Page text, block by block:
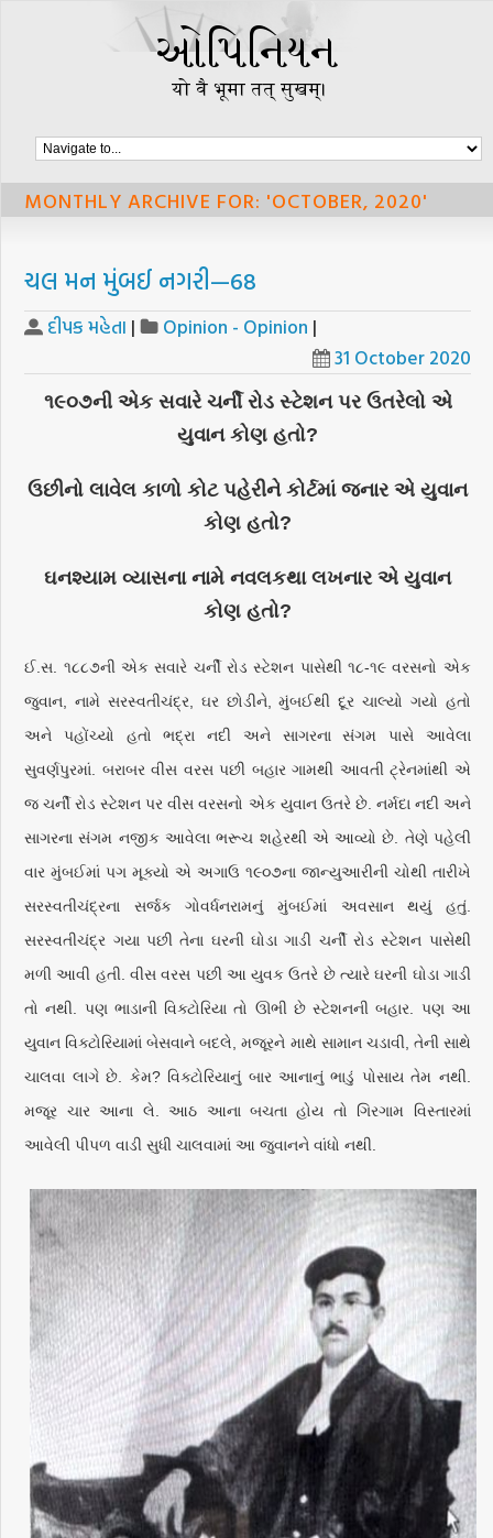
MONTHLY ARCHIVE FOR: 'OCTOBER, 2020'
ચલ મન મુંબઈ નગરી—68
દીપક મહેતા | Opinion - Opinion |
31 October 2020
૧૯૦૭ની એક સવારે ચર્ની રોડ સ્ટેશન પર ઉતરેલો એ
યુવાન કોણ હતો?
ઉછીનો લાવેલ કાળો કોટ પહેરીને કોર્ટમાં જનાર એ યુવાન
કોણ હતો?
ઘનશ્યામ વ્યાસના નામે નવલકથા લખનાર એ યુવાન
કોણ હતો?
ઈ.સ. ૧૮૮૭ની એક સવારે ચર્ની રોડ સ્ટેશન પાસેથી ૧૮-૧૯ વરસનો એક
જુવાન, નામે સરસ્વતીચંદ્ર, ઘર છોડીને, મુંબઈથી દૂર ચાલ્યો ગયો હતો
અને પહોંચ્યો હતો ભદ્રા નદી અને સાગરના સંગમ પાસે આવેલા
સુવર્ણપુરમાં. બરાબર વીસ વરસ પછી બહાર ગામથી આવતી ટ્રેનમાંથી એ
જ ચર્ની રોડ સ્ટેશન પર વીસ વરસનો એક યુવાન ઉતરે છે. નર્મદા નદી અને
સાગરના સંગમ નજીક આવેલા ભરૂચ શહેરથી એ આવ્યો છે. તેણે પહેલી
વાર મુંબઈમાં પગ મૂક્યો એ અગાઉ ૧૯૦૭ના જાન્યુઆરીની ચોથી તારીખે
સરસ્વતીચંદ્રના સર્જક ગોવર્ધનરામનું મુંબઈમાં અવસાન થયું હતું.
સરસ્વતીચંદ્ર ગયા પછી તેના ઘરની ઘોડા ગાડી ચર્ની રોડ સ્ટેશન પાસેથી
મળી આવી હતી. વીસ વરસ પછી આ યુવક ઉતરે છે ત્યારે ઘરની ઘોડા ગાડી
તો નથી. પણ ભાડાની વિક્ટોરિયા તો ઊભી છે સ્ટેશનની બહાર. પણ આ
યુવાન વિક્ટોરિયામાં બેસવાને બદલે, મજૂરને માથે સામાન ચડાવી, તેની સાથે
ચાલવા લાગે છે. કેમ? વિક્ટોરિયાનું બાર આનાનું ભાડું પોસાય તેમ નથી.
મજૂર ચાર આના લે. આઠ આના બચતા હોય તો ગિરગામ વિસ્તારમાં
આવેલી પીપળ વાડી સુધી ચાલવામાં આ જુવાનને વાંધો નથી.